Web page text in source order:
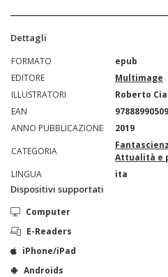
Dettagli
FORMATO
epub
EDITORE
Multimage
ILLUSTRATORI
Roberto
EAN
ANNO PUBBLICAZIONE
2019
CATEGORIA
Attualità e
LINGUA
ita
Dispositivi supportati
Computer
E-Readers
iPhone/iPad
Androids